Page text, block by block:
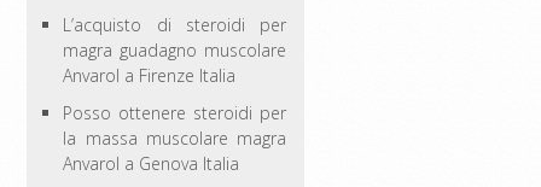
L’acquisto di steroidi per
magra guadagno muscolare
Anvarol a Firenze Italia
Posso ottenere steroidi per
la massa muscolare magra
Anvarol a Genova Italia